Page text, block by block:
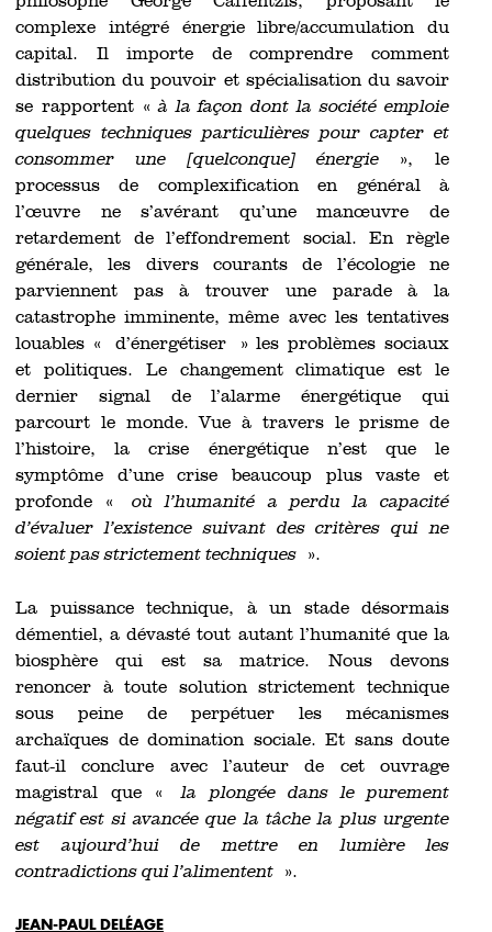
complexe intégré énergie libre/accumulation du
capital. Il importe de comprendre comment
distribution du pouvoir et spécialisation du savoir
se rapportent « à la façon dont la société emploie
quelques techniques particulières pour capter et
consommer une [quelconque] énergie », le
processus de complexification en général à
l’œuvre ne s’avérant qu’une manœuvre de
retardement de l’effondrement social. En règle
générale, les divers courants de l’écologie ne
parviennent pas à trouver une parade à la
catastrophe imminente, même avec les tentatives
louables « d’énergétiser » les problèmes sociaux
et politiques. Le changement climatique est le
dernier signal de l’alarme énergétique qui
parcourt le monde. Vue à travers le prisme de
l’histoire, la crise énergétique n’est que le
symptôme d’une crise beaucoup plus vaste et
profonde «où l’humanité a perdu la capacité
d’évaluer l’existence suivant des critères qui ne
soient pas strictement techniques ».
La puissance technique, à un stade désormais
démentiel, a dévasté tout autant l’humanité que la
biosphère qui est sa matrice. Nous devons
renoncer à toute solution strictement technique
sous peine de perpétuer les mécanismes
archaïques de domination sociale. Et sans doute
faut-il conclure avec l’auteur de cet ouvrage
magistral que «la plongée dans le purement
négatif est si avancée que la tâche la plus urgente
est aujourd’hui de mettre en lumière les
contradictions qui l’alimentent ».
JEAN-PAUL DELÉAGE